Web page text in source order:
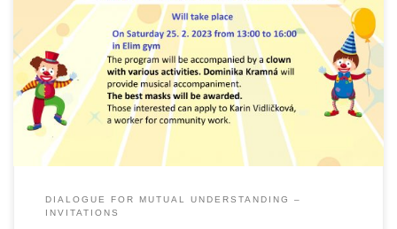
DIALOGUE FOR MUTUAL UNDERSTANDING –
INVITATIONS